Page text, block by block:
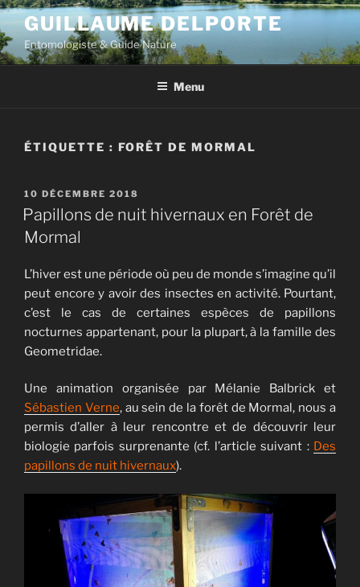
Aller
au
contenu
principal
GUILLAUME DELPORTE
Entomologiste & Guide Nature
Menu
ÉTIQUETTE : FORÊT DE MORMAL
PUBLIÉ
LE
10 DÉCEMBRE 2018
Papillons de nuit hivernaux en Forêt de
Mormal
L’hiver est une période où peu de monde s’imagine qu’il
peut encore y avoir des insectes en activité. Pourtant,
c’est le cas de certaines espèces de papillons
nocturnes appartenant, pour la plupart, à la famille des
Geometridae.
Une animation organisée par Mélanie Balbrick et
Sébastien Verne, au sein de la forêt de Mormal, nous a
permis d’aller à leur rencontre et de découvrir leur
biologie parfois surprenante (cf. l’article suivant : Des
papillons de nuit hivernaux).